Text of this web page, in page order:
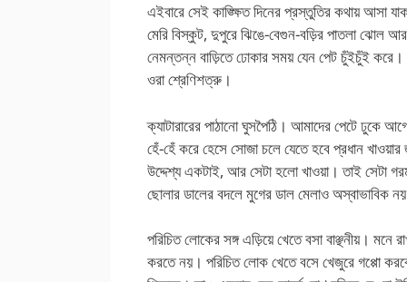
এইবারে সেই কাঙ্ক্ষিত দিনের প্রস্তুতির কথায় আসা
মেরি বিস্কুট, দুপুরে ঝিঙে-বেগুন-বড়ির পাতলা ঝোল
নেমন্তন্ন বাড়িতে ঢোকার সময় যেন পেট চুঁইচুঁই
ওরা শ্রেণিশত্রু।
ক্যাটারারের পাঠানো ঘুসপৈঠি। আমাদের পেটে ঢুকে
হেঁ-হেঁ করে হেসে সোজা চলে যেতে হবে প্রধান
উদ্দেশ্য একটাই, আর সেটা হলো খাওয়া। তাই সেটা
ছোলার ডালের বদলে মুগের ডাল মেলাও অস্বাভাবিক
পরিচিত লোকের সঙ্গ এড়িয়ে খেতে বসা বাঞ্ছনীয়। মনে
করতে নয়। পরিচিত লোক খেতে বসে খেজুরে গপ্পো